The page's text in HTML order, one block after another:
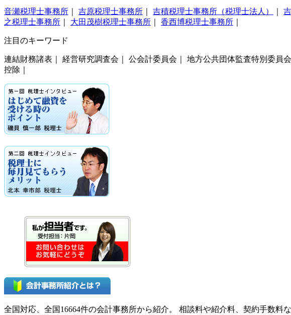
音瀬税理士事務所 吉原税理士事務所 吉積税理士事務所（税理士法人）
之税理士事務所
大田茂樹税理士事務所 香西博税理士事務所
注目のキーワード
連結財務諸表｜ 経営研究調査会｜ 公会計委員会｜ 地方公共団体監査特別委員
控除｜
全国対応、全国16664件の会計事務所から紹介。 相談料や紹介料、契約手数